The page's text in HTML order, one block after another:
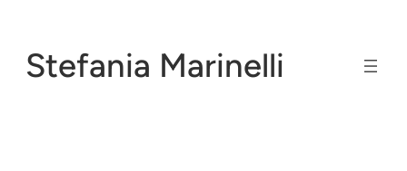
contenuto
Stefania Marinelli